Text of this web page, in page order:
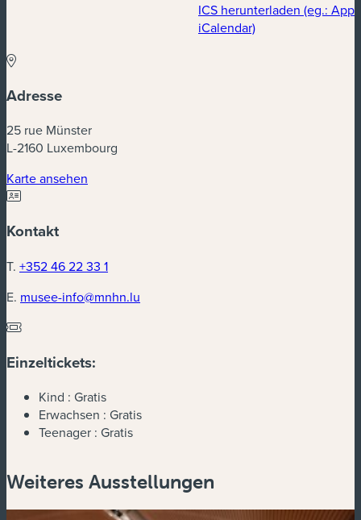
ICS herunterladen (eg.:
iCalendar)
Adresse
25 rue Münster
L-2160 Luxembourg
Karte ansehen
Kontakt
T. +352 46 22 33 1
E. musee-info@mnhn.lu
Einzeltickets:
Kind : Gratis
Erwachsen : Gratis
Teenager : Gratis
Weiteres Ausstellungen